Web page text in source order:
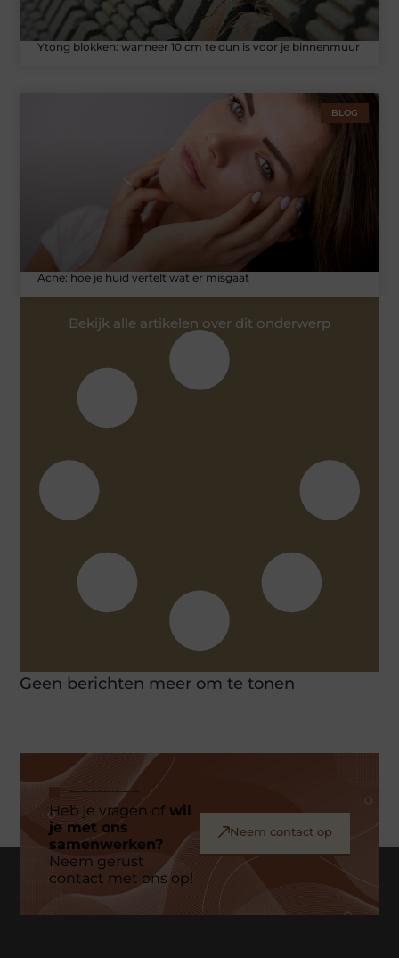
Ytong blokken: wanneer 10 cm te dun is voor je binnenmuur
BLOG
Acne: hoe je huid vertelt wat er misgaat
Bekijk alle artikelen over dit onderwerp
Geen berichten meer om te tonen
Heb je vragen ofwil
je met ons
samenwerken?
Neem gerust
contact met ons op!
Neem contact op